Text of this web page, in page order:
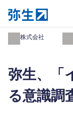
弥生株式会社
弥生、「
る意識調